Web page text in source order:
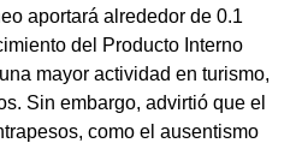
aportará alrededor de 0.1
del Producto Interno
mayor actividad en turismo,
Sin embargo, advirtió que el
como el ausentismo